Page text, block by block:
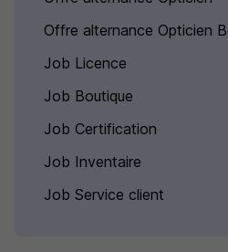
Offre alternance Opticien
Job Licence
Job Boutique
Job Certification
Job Inventaire
Job Service client